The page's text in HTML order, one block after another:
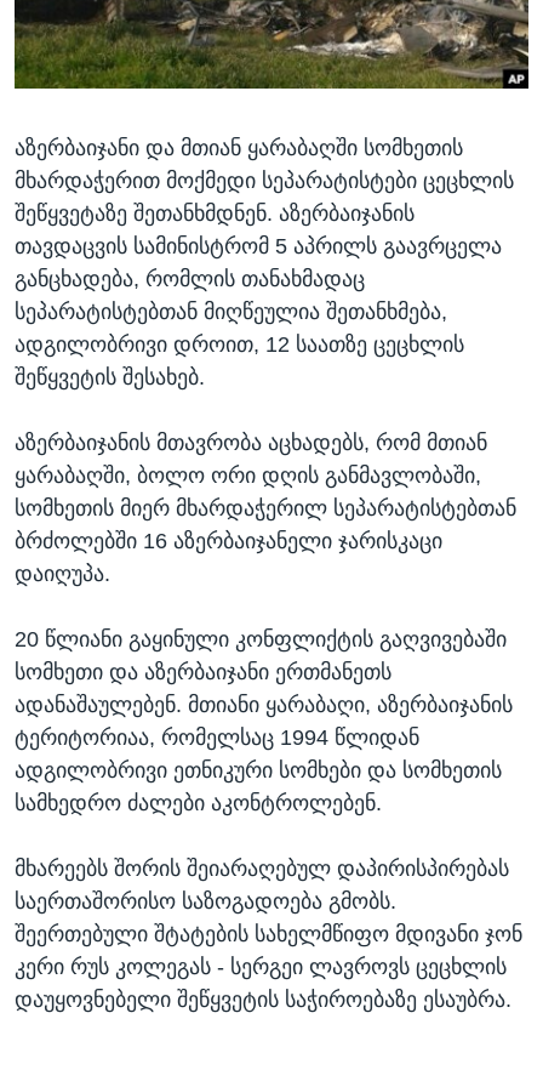
ᲡᲢᲣᲓᲘᲐ ᲕᲐᲨᲘᲜᲒᲢᲝᲜᲘ
ᲔᲙᲝᲜᲝᲛᲘᲙᲐ
ᲯᲐᲜᲛᲠᲗᲔᲚᲝᲑᲐ
ᲘᲜᲢᲔᲠᲕᲘᲣ
ᲙᲣᲚᲢᲣᲠᲐ
ᲒᲐᲚᲘᲚᲔᲝ
ᲓᲔᲖᲘᲜᲤᲝᲠᲛᲐᲪᲘᲐ
Learning English
ენები
აზერბაიჯანი და მთიან ყარაბაღში სომხეთის
მხარდაჭერით მოქმედი სეპარატისტები ცეცხლის
შეწყვეტაზე შეთანხმდნენ. აზერბაიჯანის
თავდაცვის სამინისტრომ 5 აპრილს გაავრცელა
განცხადება, რომლის თანახმადაც
სეპარატისტებთან მიღწეულია შეთანხმება,
ადგილობრივი დროით, 12 საათზე ცეცხლის
შეწყვეტის შესახებ.
აზერბაიჯანის მთავრობა აცხადებს, რომ მთიან
ყარაბაღში, ბოლო ორი დღის განმავლობაში,
სომხეთის მიერ მხარდაჭერილ სეპარატისტებთან
ბრძოლებში 16 აზერბაიჯანელი ჯარისკაცი
დაიღუპა.
20 წლიანი გაყინული კონფლიქტის გაღვივებაში
სომხეთი და აზერბაიჯანი ერთმანეთს
ადანაშაულებენ. მთიანი ყარაბაღი, აზერბაიჯანის
ტერიტორიაა, რომელსაც 1994 წლიდან
ადგილობრივი ეთნიკური სომხები და სომხეთის
სამხედრო ძალები აკონტროლებენ.
მხარეებს შორის შეიარაღებულ დაპირისპირებას
საერთაშორისო საზოგადოება გმობს.
შეერთებული შტატების სახელმწიფო მდივანი ჯონ
კერი რუს კოლეგას - სერგეი ლავროვს ცეცხლის
დაუყოვნებელი შეწყვეტის საჭიროებაზე ესაუბრა.